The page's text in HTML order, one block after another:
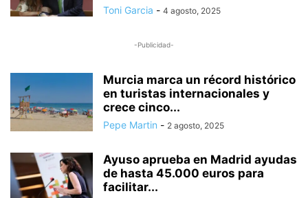
Toni Garcia - 4 agosto, 2025
-Publicidad-
Murcia marca un récord histórico
en turistas internacionales y
crece cinco...
Pepe Martin - 2 agosto, 2025
Ayuso aprueba en Madrid ayudas
de hasta 45.000 euros para
facilitar...